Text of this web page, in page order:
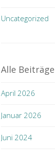
Uncategorized
Alle Beiträge
April 2026
Januar 2026
Juni 2024